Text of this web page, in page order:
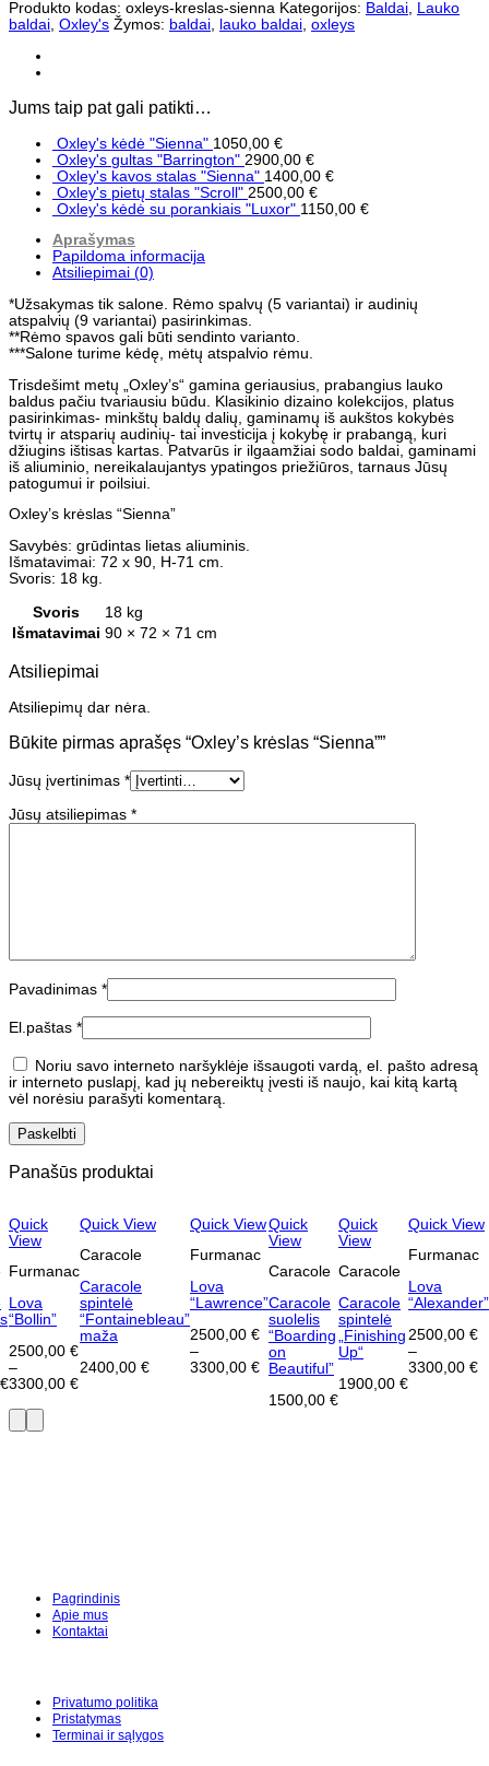
"Sienna"
Produkto kodas: oxleys-kreslas-sienna Kategorijos: Baldai, Lauko
baldai, Oxley's Žymos: baldai, lauko baldai, oxleys
Jums taip pat gali patikti…
Oxley's kėdė "Sienna" 1050,00 €
Oxley's gultas "Barrington" 2900,00 €
Oxley's kavos stalas "Sienna" 1400,00 €
Oxley's pietų stalas "Scroll" 2500,00 €
Oxley's kėdė su porankiais "Luxor" 1150,00 €
Aprašymas
Papildoma informacija
Atsiliepimai (0)
*Užsakymas tik salone. Rėmo spalvų (5 variantai) ir audinių
atspalvių (9 variantai) pasirinkimas.
**Rėmo spavos gali būti sendinto varianto.
***Salone turime kėdę, mėtų atspalvio rėmu.
Trisdešimt metų „Oxley’s“ gamina geriausius, prabangius lauko
baldus pačiu tvariausiu būdu. Klasikinio dizaino kolekcijos, platus
pasirinkimas- minkštų baldų dalių, gaminamų iš aukštos kokybės
tvirtų ir atsparių audinių- tai investicija į kokybę ir prabangą, kuri
džiugins ištisas kartas. Patvarūs ir ilgaamžiai sodo baldai, gaminami
iš aliuminio, nereikalaujantys ypatingos priežiūros, tarnaus Jūsų
patogumui ir poilsiui.
Oxley’s krėslas “Sienna”
Savybės: grūdintas lietas aliuminis.
Išmatavimai: 72 x 90, H-71 cm.
Svoris: 18 kg.
Svoris
18 kg
Išmatavimai 90 × 72 × 71 cm
Atsiliepimai
Atsiliepimų dar nėra.
Būkite pirmas aprašęs “Oxley’s krėslas “Sienna””
Jūsų įvertinimas *
Jūsų atsiliepimas *
Pavadinimas *
El.paštas *
Noriu savo interneto naršyklėje išsaugoti vardą, el. pašto adresą
ir interneto puslapį, kad jų nebereiktų įvesti iš naujo, kai kitą kartą
vėl norėsiu parašyti komentarą.
Panašūs produktai
Quick
View
Furmanac
Lova
“Bollin”
2500,00 €
–
3300,00 €
Quick View
Caracole
Caracole
spintelė
“Fontainebleau”
maža
2400,00€
Quick View
Furmanac
Lova
“Lawrence”
2500,00€
–
3300,00€
Quick
View
Caracole
Caracole
suolelis
“Boarding
on
Beautiful”
1500,00 €
Quick
View
Caracole
Caracole
spintelė
„Finishing
Up“
1900,00€
Quick View
Furmanac
Lova
“Alexander”
2500,00 €
–
3300,00 €
€
Pagrindinis
Apie mus
Kontaktai
Privatumo politika
Pristatymas
Terminai ir sąlygos